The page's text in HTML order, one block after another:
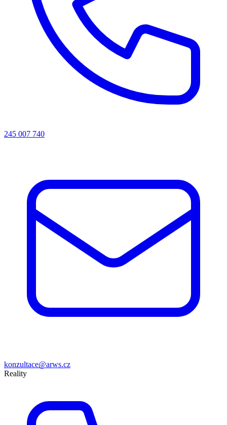
245 007 740
konzultace@arws.cz
Reality